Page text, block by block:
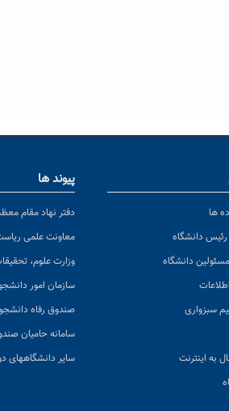
ها
دانشگاه
دانشگاه
سبزواری
به اینترنت
پیوند ها
دفتر نهاد مقام
معاونت علمی
وزارت علوم،
سازمان امور
صندوق رفاه
سامانه حامیان
سایر دانشگاههای